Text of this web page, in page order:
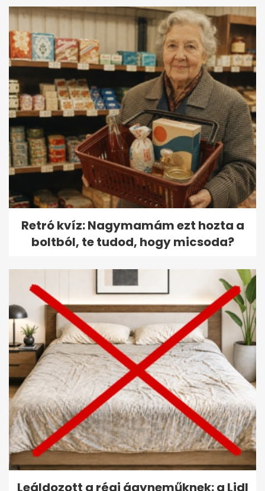
Retró kvíz: Nagymamám ezt hozta a
boltból, te tudod, hogy micsoda?
Leáldozott a régi ágyneműknek: a Lidl